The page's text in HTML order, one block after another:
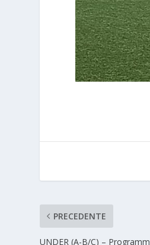
PRECEDENTE
UNDER (A-B/C) –